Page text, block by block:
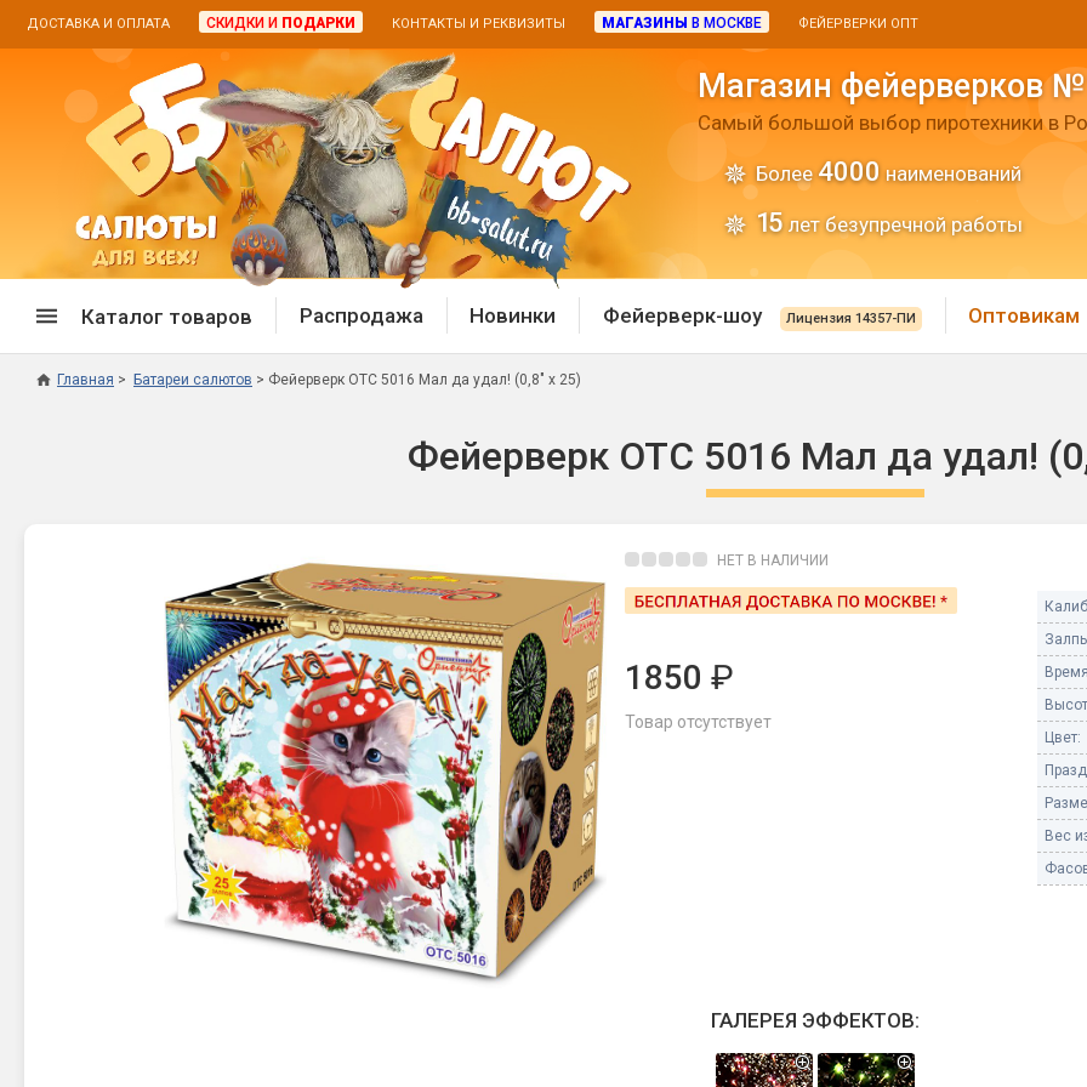
ДОСТАВКА И ОПЛАТА СКИДКИ И ПОДАРКИ КОНТАКТЫ И РЕКВИЗИТЫ МАГАЗИНЫ В МОСКВЕ ФЕЙЕРВЕРКИ ОПТ
Магазин фейерверков
Самый большой выбор пиротехники в
Более 4000 наименований
15 лет безупречной работы
Каталог товаров
Новинки 2025/26
Фейерверки на свадьбу
Фейерверк-шоу
Батареи салютов
Цветной дым
Батареи салютов
Маленькие фейерверки
Средние фейерверки
Дневные батареи
Петарды
Терочные
Фитильные
Лимонки, гранаты
Корсары
Летающие и наземные
Бабочки, пчелы
Жуки
Циркоблицы
Цветной дым и огонь
Хлопушки и
Бенгальские огни малые
Бенгальские огни большие
Фонтаны
Фонтаны в торт (холодные)
Фонтаны сценические
Фестивальные шары
Распродажа Новинки Фейерверк-шоу Лицензия 14357-ПИ Оптовикам
Главная Батареи салютов Фейерверк ОТС 5016 Мал да удал! (0,8" х 25)
Фейерверк ОТС 5016 Мал да удал!
НЕТ В НАЛИЧИИ
1850 ₽
Товар отсутствует
Цвет:
Вес
ГАЛЕРЕЯ ЭФФЕКТОВ: